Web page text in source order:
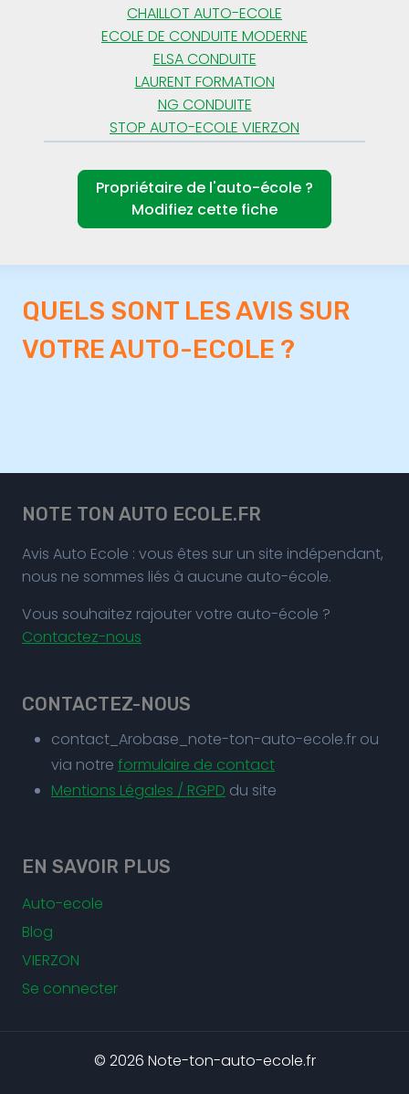
CHAILLOT AUTO-ECOLE
ECOLE DE CONDUITE MODERNE
ELSA CONDUITE
LAURENT FORMATION
NG CONDUITE
STOP AUTO-ECOLE VIERZON
Propriétaire de l'auto-école ?
Modifiez cette fiche
QUELS SONT LES AVIS SUR
VOTRE AUTO-ECOLE ?
NOTE TON AUTO ECOLE.FR
Avis Auto Ecole : vous êtes sur un site indépendant,
nous ne sommes liés à aucune auto-école.
Vous souhaitez rajouter votre auto-école ?
Contactez-nous
CONTACTEZ-NOUS
contact_Arobase_note-ton-auto-ecole.fr ou
via notre formulaire de contact
Mentions Légales / RGPD du site
EN SAVOIR PLUS
Auto-ecole
Blog
VIERZON
Se connecter
© 2026 Note-ton-auto-ecole.fr